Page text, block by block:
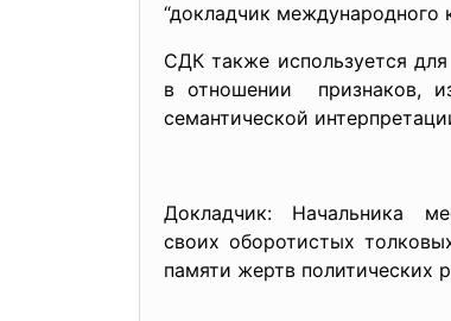
“докладчик международного
СДК также используется
в отношении признаков,
семантической
Докладчик: Начальника
своих оборотистых
памяти жертв политических